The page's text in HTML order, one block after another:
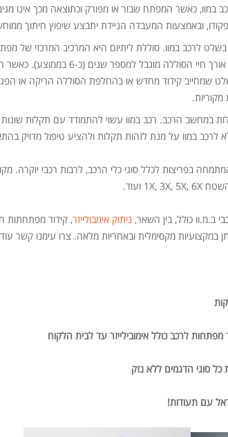
במוו, כאשר המפתח שבור או מפורק וכתוצאה מכך אינו
ובאמצעות המעבדה הניידת יתבצע שיפוץ חיתוך
לרכב במוו. סוללת ליתיום היא המרכיב המרכזי של
ברכב. עם זאת, אורך חיי
שמחייב קידוד מחדש או בהחלפת הסוללה הריקה או
במחשב הרכב. רכב במוו עשוי להתמודד עם תקלות
לרכב במוו על מנת לזהות תקלות ולהציע טיפול מדויק
ב.מ.וו כולל, בין השאר, ניתוק אימבולייזר, קידוד מפתחתות
במקצועיות מקסימלית ובאחריות מלאה. צרו עימנו קשר
לרכב כולל אימובילייזר עד לבית הלקוח
סוגי הדגמים ללא נזק
עם תעודות!